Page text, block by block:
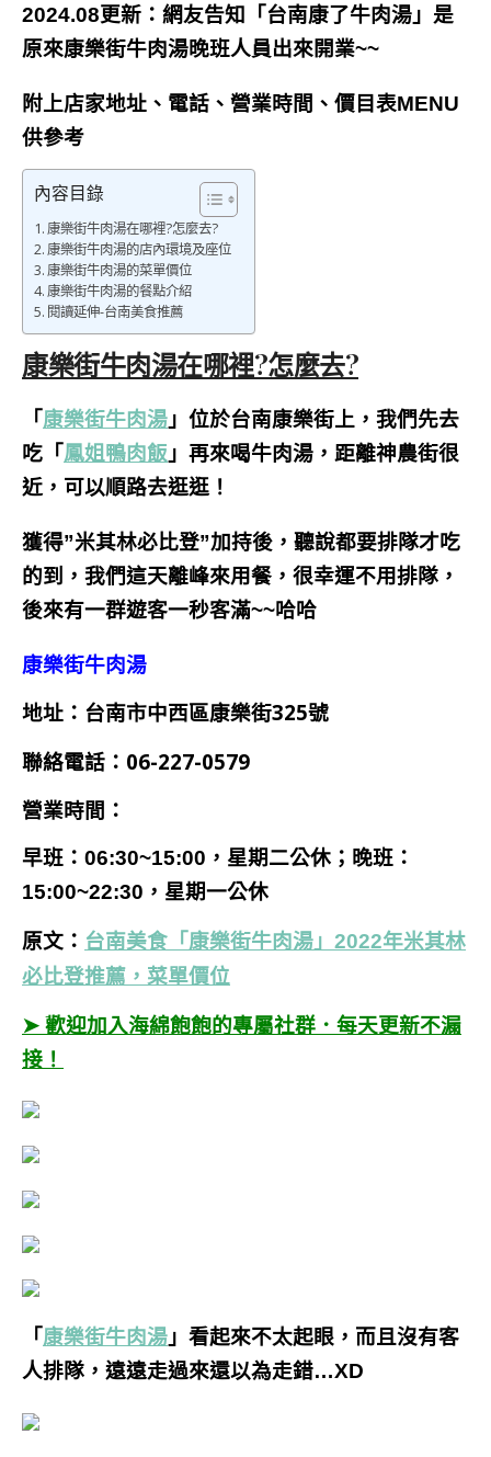
2024.08更新：網友告知「台南康了牛肉湯」是
原來康樂街牛肉湯晚班人員出來開業~~
附上店家地址、電話、營業時間、價目表MENU
供參考
內容目錄
康樂街牛肉湯在哪裡?怎麼去?
康樂街牛肉湯的店內環境及座位
康樂街牛肉湯的菜單價位
康樂街牛肉湯的餐點介紹
閱讀延伸-台南美食推薦
康樂街牛肉湯在哪裡?怎麼去?
「康樂街牛肉湯 」位於台南康樂街上，我們先去
吃 「鳳姐鴨肉飯 」再來喝牛肉湯， 距離神農街很
近，可以順路去逛逛！
獲得”米其林必比登”加持後，聽說都要排隊才吃
的到，我們這天離峰來用餐，很幸運不用排隊，
後來有一群遊客一秒客滿~~哈哈
康樂街牛肉湯
地址：台南市中西區康樂街325號
聯絡電話：06-227-0579
營業時間：
早班：06:30~15:00，星期二公休； 晚班：
15:00~22:30，星期一公休
原文： 台南美食「康樂街牛肉湯」2022年米其林
必比登推薦，菜單價位
➤ 歡迎加入海綿飽飽的專屬社群．每天更新不漏
接！
「康樂街牛肉湯 」看起來不太起眼，而且沒有客
人排隊，遠遠走過來還以為走錯…XD